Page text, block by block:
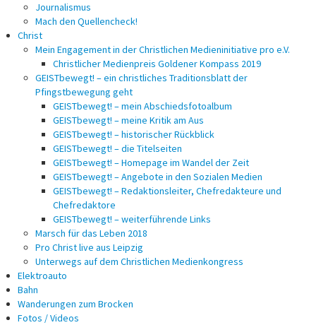
Journalismus
Mach den Quellencheck!
Christ
Mein Engagement in der Christlichen Medieninitiative pro e.V.
Christlicher Medienpreis Goldener Kompass 2019
GEISTbewegt! – ein christliches Traditionsblatt der
Pfingstbewegung geht
GEISTbewegt! – mein Abschiedsfotoalbum
GEISTbewegt! – meine Kritik am Aus
GEISTbewegt! – historischer Rückblick
GEISTbewegt! – die Titelseiten
GEISTbewegt! – Homepage im Wandel der Zeit
GEISTbewegt! – Angebote in den Sozialen Medien
GEISTbewegt! – Redaktionsleiter, Chefredakteure und
Chefredaktore
GEISTbewegt! – weiterführende Links
Marsch für das Leben 2018
Pro Christ live aus Leipzig
Unterwegs auf dem Christlichen Medienkongress
Elektroauto
Bahn
Wanderungen zum Brocken
Fotos / Videos